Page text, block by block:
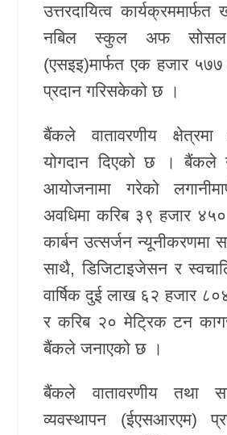
उत्तरदायित्व
नबिल स्कुल अफ सोसल
(एसइइ)मार्फत एक हजार ५७७
प्रदान गरिसकेको छ ।
बैंकले वातावरणीय
योगदान दिएको छ । बैंकले
आयोजनामा गरेको
अवधिमा करिब ३९ हजार
कार्बन उत्सर्जन न्यूनीकरणमा
साथै, डिजिटाइजेसन र
वार्षिक दुई लाख ६२ हजार
र करिब २० मेट्रिक टन
बैंकले जनाएको छ ।
बैंकले वातावरणीय तथा
व्यवस्थापन (ईएसआरएम)